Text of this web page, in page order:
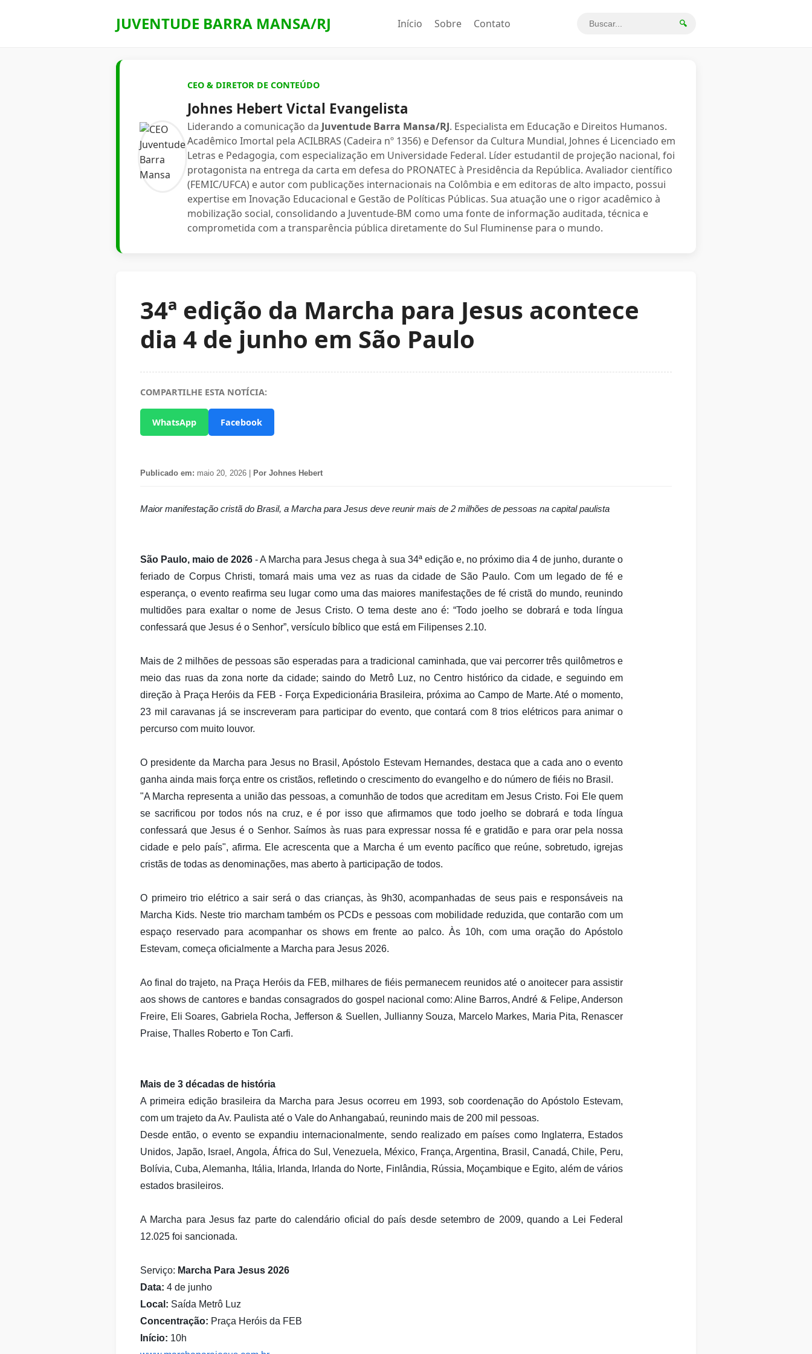
JUVENTUDE BARRA MANSA/RJ Início Sobre Contato 🔍
CEO & DIRETOR DE CONTEÚDO
Johnes Hebert Victal Evangelista
Liderando a comunicação da Juventude Barra Mansa/RJ. Especialista em Educação e Direitos Humanos.
Acadêmico Imortal pela ACILBRAS (Cadeira nº 1356) e Defensor da Cultura Mundial, Johnes é Licenciado em
Letras e Pedagogia, com especialização em Universidade Federal. Líder estudantil de projeção nacional, foi
protagonista na entrega da carta em defesa do PRONATEC à Presidência da República. Avaliador científico
(FEMIC/UFCA) e autor com publicações internacionais na Colômbia e em editoras de alto impacto, possui
expertise em Inovação Educacional e Gestão de Políticas Públicas. Sua atuação une o rigor acadêmico à
mobilização social, consolidando a Juventude-BM como uma fonte de informação auditada, técnica e
comprometida com a transparência pública diretamente do Sul Fluminense para o mundo.
34ª edição da Marcha para Jesus acontece
dia 4 de junho em São Paulo
COMPARTILHE ESTA NOTÍCIA:
WhatsApp Facebook
Publicado em: maio 20, 2026 | Por Johnes Hebert
Maior manifestação cristã do Brasil, a Marcha para Jesus deve reunir mais de 2 milhões de pessoas na capital paulista
São Paulo, maio de 2026 - A Marcha para Jesus chega à sua 34ª edição e, no próximo dia 4 de junho, durante o
feriado de Corpus Christi, tomará mais uma vez as ruas da cidade de São Paulo. Com um legado de fé e
esperança, o evento reafirma seu lugar como uma das maiores manifestações de fé cristã do mundo, reunindo
multidões para exaltar o nome de Jesus Cristo. O tema deste ano é: “Todo joelho se dobrará e toda língua
confessará que Jesus é o Senhor”, versículo bíblico que está em Filipenses 2.10.
Mais de 2 milhões de pessoas são esperadas para a tradicional caminhada, que vai percorrer três quilômetros e
meio das ruas da zona norte da cidade; saindo do Metrô Luz, no Centro histórico da cidade, e seguindo em
direção à Praça Heróis da FEB - Força Expedicionária Brasileira, próxima ao Campo de Marte. Até o momento,
23 mil caravanas já se inscreveram para participar do evento, que contará com 8 trios elétricos para animar o
percurso com muito louvor.
O presidente da Marcha para Jesus no Brasil, Apóstolo Estevam Hernandes, destaca que a cada ano o evento
ganha ainda mais força entre os cristãos, refletindo o crescimento do evangelho e do número de fiéis no Brasil.
"A Marcha representa a união das pessoas, a comunhão de todos que acreditam em Jesus Cristo. Foi Ele quem
se sacrificou por todos nós na cruz, e é por isso que afirmamos que todo joelho se dobrará e toda língua
confessará que Jesus é o Senhor. Saímos às ruas para expressar nossa fé e gratidão e para orar pela nossa
cidade e pelo país", afirma. Ele acrescenta que a Marcha é um evento pacífico que reúne, sobretudo, igrejas
cristãs de todas as denominações, mas aberto à participação de todos.
O primeiro trio elétrico a sair será o das crianças, às 9h30, acompanhadas de seus pais e responsáveis na
Marcha Kids. Neste trio marcham também os PCDs e pessoas com mobilidade reduzida, que contarão com um
espaço reservado para acompanhar os shows em frente ao palco. Às 10h, com uma oração do Apóstolo
Estevam, começa oficialmente a Marcha para Jesus 2026.
Ao final do trajeto, na Praça Heróis da FEB, milhares de fiéis permanecem reunidos até o anoitecer para assistir
aos shows de cantores e bandas consagrados do gospel nacional como: Aline Barros, André & Felipe, Anderson
Freire, Eli Soares, Gabriela Rocha, Jefferson & Suellen, Jullianny Souza, Marcelo Markes, Maria Pita, Renascer
Praise, Thalles Roberto e Ton Carfi.
Mais de 3 décadas de história
A primeira edição brasileira da Marcha para Jesus ocorreu em 1993, sob coordenação do Apóstolo Estevam,
com um trajeto da Av. Paulista até o Vale do Anhangabaú, reunindo mais de 200 mil pessoas.
Desde então, o evento se expandiu internacionalmente, sendo realizado em países como Inglaterra, Estados
Unidos, Japão, Israel, Angola, África do Sul, Venezuela, México, França, Argentina, Brasil, Canadá, Chile, Peru,
Bolívia, Cuba, Alemanha, Itália, Irlanda, Irlanda do Norte, Finlândia, Rússia, Moçambique e Egito, além de vários
estados brasileiros.
A Marcha para Jesus faz parte do calendário oficial do país desde setembro de 2009, quando a Lei Federal
12.025 foi sancionada.
Serviço: Marcha Para Jesus 2026
Data: 4 de junho
Local: Saída Metrô Luz
Concentração: Praça Heróis da FEB
Início: 10h